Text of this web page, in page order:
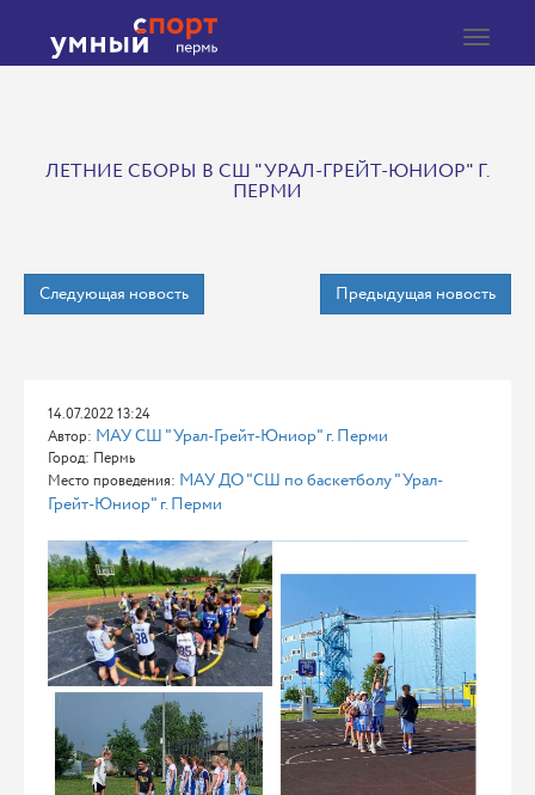
Toggle
ЛЕТНИЕ СБОРЫ В СШ "УРАЛ-ГРЕЙТ-ЮНИОР" Г.
ПЕРМИ
Следующая новость Предыдущая новость
14.07.2022 13:24
Автор: МАУ СШ "Урал-Грейт-Юниор" г. Перми
Город: Пермь
Место проведения: МАУ ДО "СШ по баскетболу "Урал-
Грейт-Юниор" г. Перми